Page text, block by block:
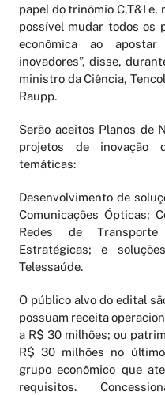
papel do trinômio C,T&I e,
possível mudar todos os
econômica ao
inovadores”, disse,
ministro da Ciência,
Raupp.
Serão aceitos Planos de
projetos de inovação
temáticas:
Desenvolvimento de
Comunicações Ópticas;
Redes de Transporte
Estratégicas; e
Telessaúde.
O público alvo do edital
possuam receita
a R$ 30 milhões; ou
R$ 30 milhões no
grupo econômico que
requisitos.